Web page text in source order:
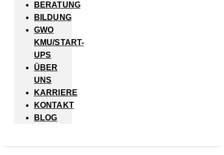
BERATUNG
BILDUNG
GWO
KMU/START-
UPS
ÜBER
UNS
KARRIERE
KONTAKT
BLOG